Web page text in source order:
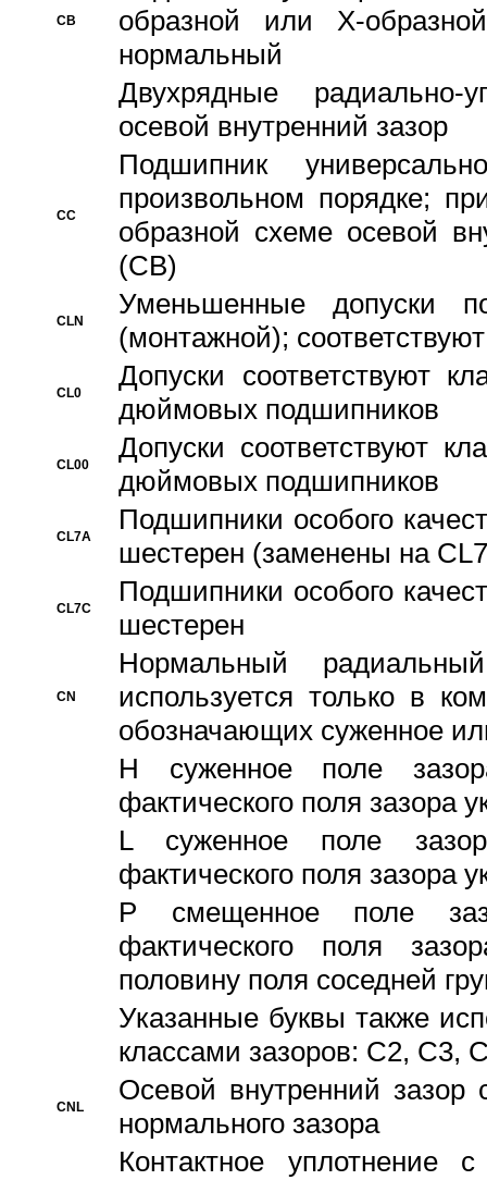
CB
образной или Х-
нормальный
Двухрядные радиально-
осевой внутренний зазор
CC
Подшипник
произвольном порядке;
образной схеме осевой
(CB)
CLN
Уменьшенные
(монтажной);
CL0
Допуски соответствуют
дюймовых подшипников
CL00
Допуски соответствуют
дюймовых подшипников
CL7A
Подшипники особого
шестерен (заменены на
CL7C
Подшипники особого
шестерен
CN
Hормальный
используется только в
обозначающих суженное
H суженное поле
фактического поля зазора
L суженное поле
фактического поля зазора
P смещенное поле
фактического поля
половину поля соседней
Указанные буквы также
классами зазоров: С2,
CNL
Осевой внутренний зазор
нормального зазора
Контактное уплотнение